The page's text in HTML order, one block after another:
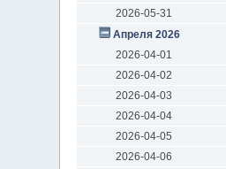
2026-05-31
Апреля 2026
2026-04-01
2026-04-02
2026-04-03
2026-04-04
2026-04-05
2026-04-06